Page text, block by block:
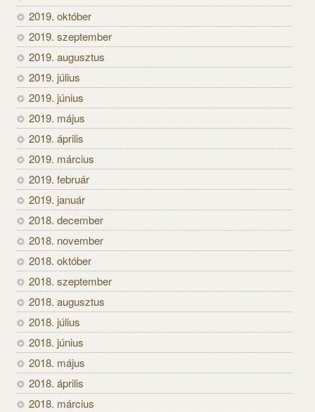
2019. október
2019. szeptember
2019. augusztus
2019. július
2019. június
2019. május
2019. április
2019. március
2019. február
2019. január
2018. december
2018. november
2018. október
2018. szeptember
2018. augusztus
2018. július
2018. június
2018. május
2018. április
2018. március